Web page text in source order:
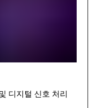
디지털 신호 처리